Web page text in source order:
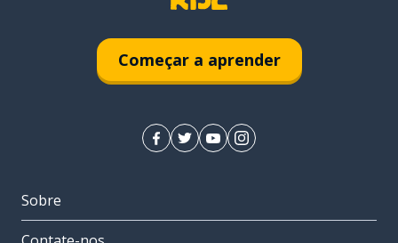
Começar a aprender
Sobre